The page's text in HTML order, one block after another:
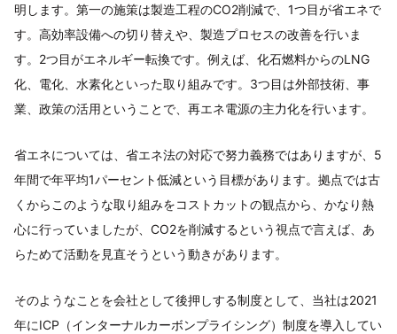
明します。第一の施策は製造工程のCO2削減で、1つ目が省エネで
す。高効率設備への切り替えや、製造プロセスの改善を行いま
す。2つ目がエネルギー転換です。例えば、化石燃料からのLNG
化、電化、水素化といった取り組みです。3つ目は外部技術、事
業、政策の活用ということで、再エネ電源の主力化を行います。
省エネについては、省エネ法の対応で努力義務ではありますが、5
年間で年平均1パーセント低減という目標があります。拠点では古
くからこのような取り組みをコストカットの観点から、かなり熱
心に行っていましたが、CO2を削減するという視点で言えば、あ
らためて活動を見直そうという動きがあります。
そのようなことを会社として後押しする制度として、当社は2021
年にICP（インターナルカーボンプライシング）制度を導入してい